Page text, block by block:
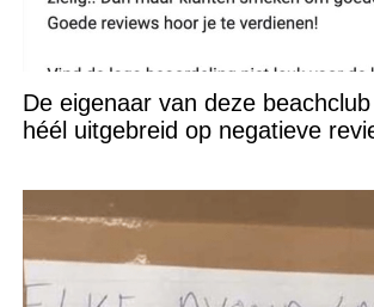
De eigenaar van deze
héél uitgebreid op negatieve